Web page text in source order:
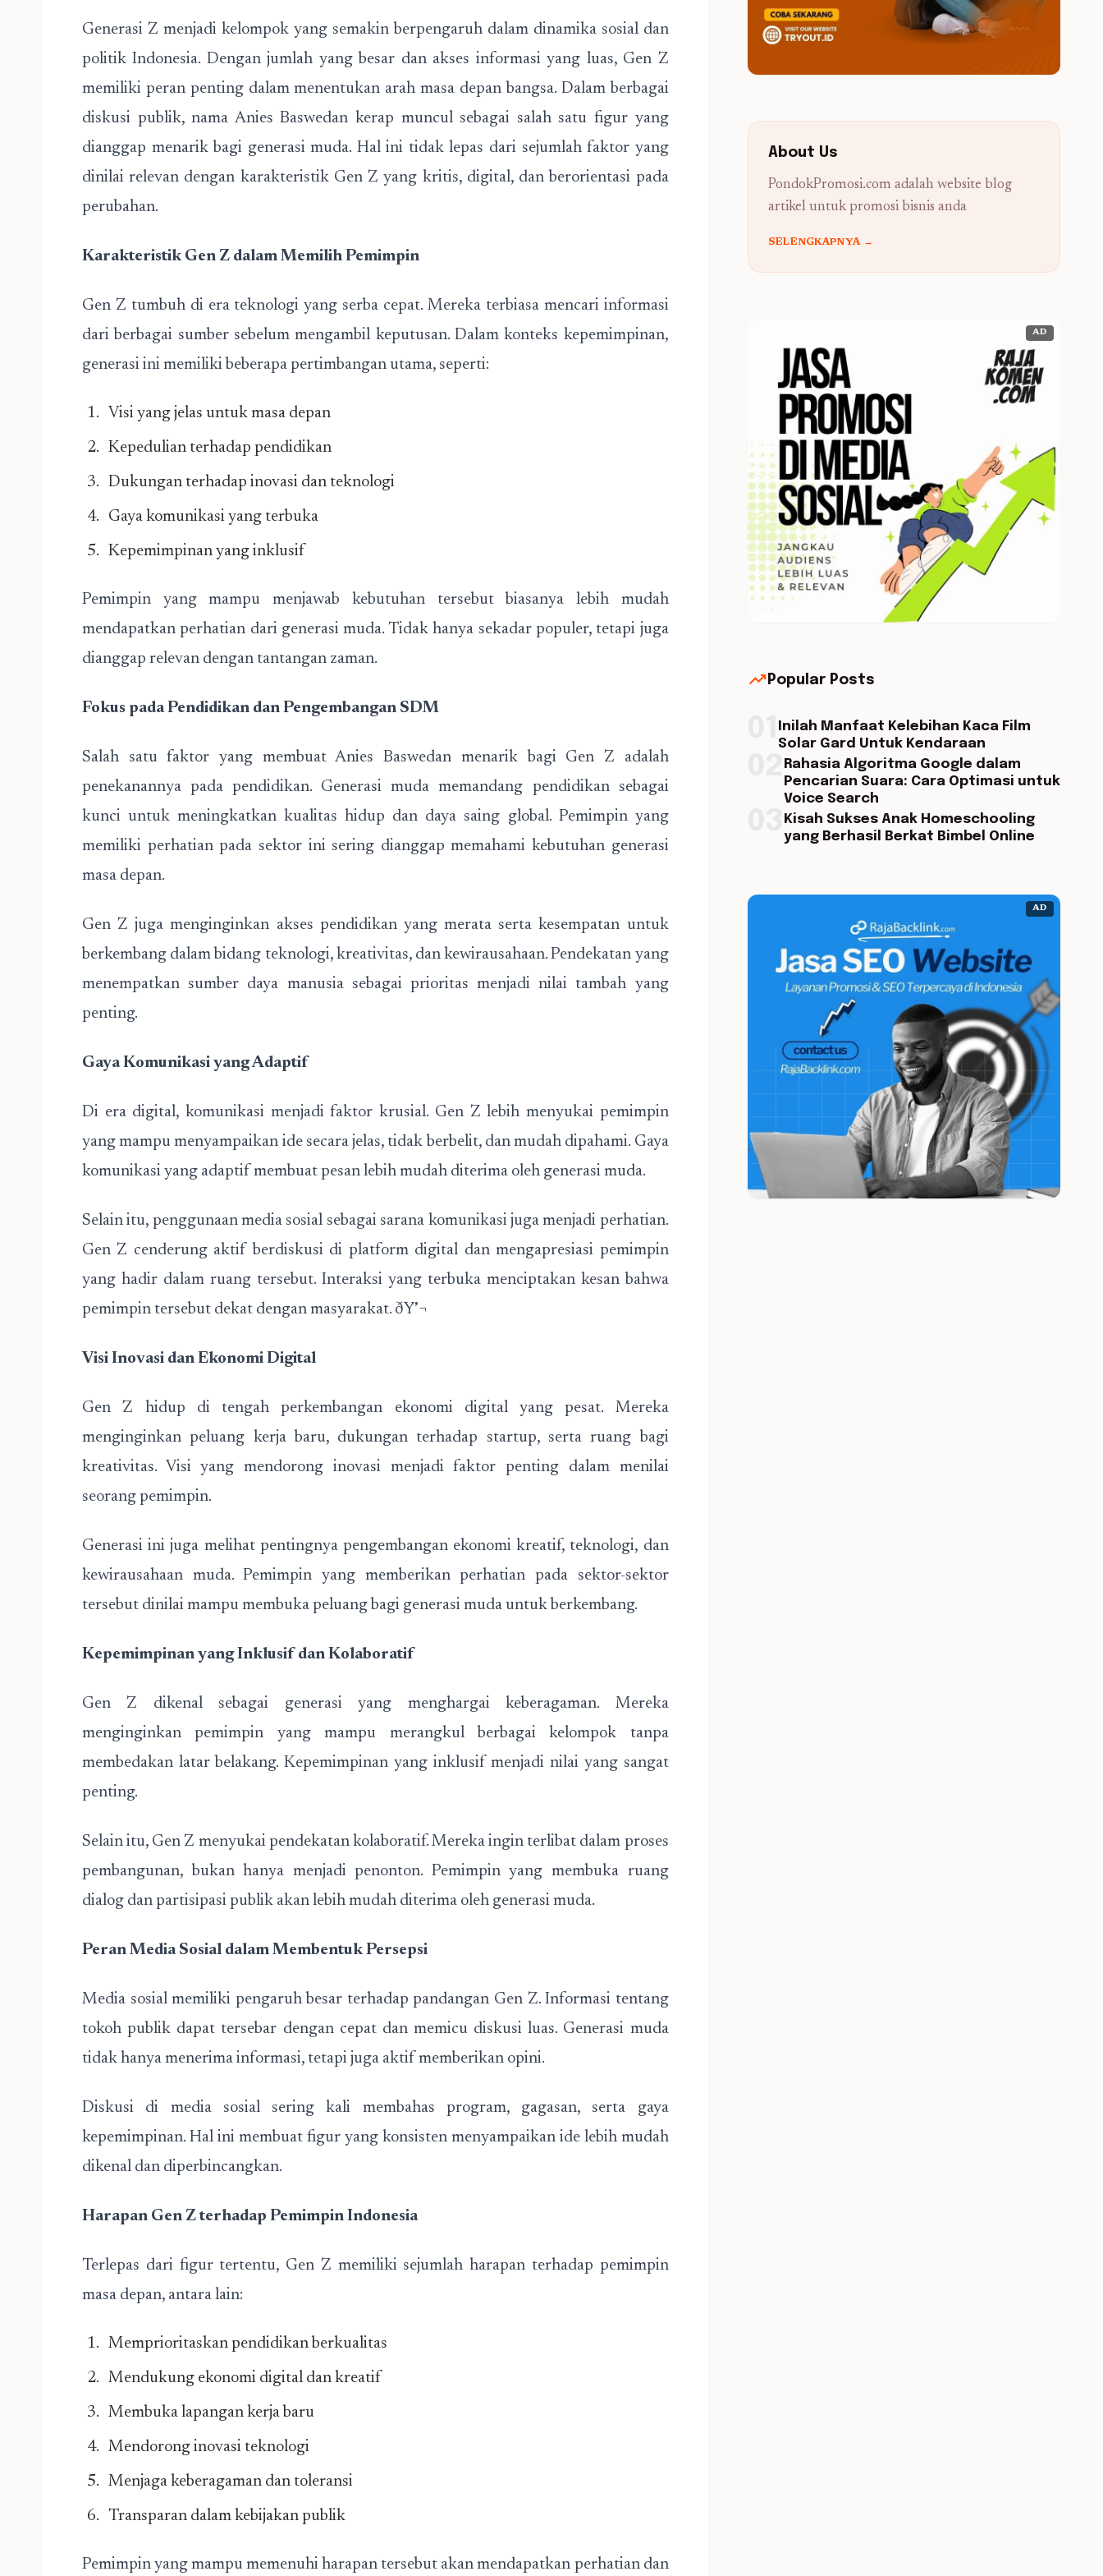
Generasi Z menjadi kelompok yang semakin berpengaruh dalam dinamika sosial dan
politik Indonesia. Dengan jumlah yang besar dan akses informasi yang luas, Gen Z
memiliki peran penting dalam menentukan arah masa depan bangsa. Dalam berbagai
diskusi publik, nama Anies Baswedan kerap muncul sebagai salah satu figur yang
dianggap menarik bagi generasi muda. Hal ini tidak lepas dari sejumlah faktor yang
dinilai relevan dengan karakteristik Gen Z yang kritis, digital, dan berorientasi pada
perubahan.
Karakteristik Gen Z dalam Memilih Pemimpin
Gen Z tumbuh di era teknologi yang serba cepat. Mereka terbiasa mencari informasi
dari berbagai sumber sebelum mengambil keputusan. Dalam konteks kepemimpinan,
generasi ini memiliki beberapa pertimbangan utama, seperti:
Visi yang jelas untuk masa depan
Kepedulian terhadap pendidikan
Dukungan terhadap inovasi dan teknologi
Gaya komunikasi yang terbuka
Kepemimpinan yang inklusif
Pemimpin yang mampu menjawab kebutuhan tersebut biasanya lebih mudah
mendapatkan perhatian dari generasi muda. Tidak hanya sekadar populer, tetapi juga
dianggap relevan dengan tantangan zaman.
Fokus pada Pendidikan dan Pengembangan SDM
Salah satu faktor yang membuat Anies Baswedan menarik bagi Gen Z adalah
penekanannya pada pendidikan. Generasi muda memandang pendidikan sebagai
kunci untuk meningkatkan kualitas hidup dan daya saing global. Pemimpin yang
memiliki perhatian pada sektor ini sering dianggap memahami kebutuhan generasi
masa depan.
Gen Z juga menginginkan akses pendidikan yang merata serta kesempatan untuk
berkembang dalam bidang teknologi, kreativitas, dan kewirausahaan. Pendekatan yang
menempatkan sumber daya manusia sebagai prioritas menjadi nilai tambah yang
penting.
Gaya Komunikasi yang Adaptif
Di era digital, komunikasi menjadi faktor krusial. Gen Z lebih menyukai pemimpin
yang mampu menyampaikan ide secara jelas, tidak berbelit, dan mudah dipahami. Gaya
komunikasi yang adaptif membuat pesan lebih mudah diterima oleh generasi muda.
Selain itu, penggunaan media sosial sebagai sarana komunikasi juga menjadi perhatian.
Gen Z cenderung aktif berdiskusi di platform digital dan mengapresiasi pemimpin
yang hadir dalam ruang tersebut. Interaksi yang terbuka menciptakan kesan bahwa
pemimpin tersebut dekat dengan masyarakat. ðŸ’¬
Visi Inovasi dan Ekonomi Digital
Gen Z hidup di tengah perkembangan ekonomi digital yang pesat. Mereka
menginginkan peluang kerja baru, dukungan terhadap startup, serta ruang bagi
kreativitas. Visi yang mendorong inovasi menjadi faktor penting dalam menilai
seorang pemimpin.
Generasi ini juga melihat pentingnya pengembangan ekonomi kreatif, teknologi, dan
kewirausahaan muda. Pemimpin yang memberikan perhatian pada sektor-sektor
tersebut dinilai mampu membuka peluang bagi generasi muda untuk berkembang.
Kepemimpinan yang Inklusif dan Kolaboratif
Gen Z dikenal sebagai generasi yang menghargai keberagaman. Mereka
menginginkan pemimpin yang mampu merangkul berbagai kelompok tanpa
membedakan latar belakang. Kepemimpinan yang inklusif menjadi nilai yang sangat
penting.
Selain itu, Gen Z menyukai pendekatan kolaboratif. Mereka ingin terlibat dalam proses
pembangunan, bukan hanya menjadi penonton. Pemimpin yang membuka ruang
dialog dan partisipasi publik akan lebih mudah diterima oleh generasi muda.
Peran Media Sosial dalam Membentuk Persepsi
Media sosial memiliki pengaruh besar terhadap pandangan Gen Z. Informasi tentang
tokoh publik dapat tersebar dengan cepat dan memicu diskusi luas. Generasi muda
tidak hanya menerima informasi, tetapi juga aktif memberikan opini.
Diskusi di media sosial sering kali membahas program, gagasan, serta gaya
kepemimpinan. Hal ini membuat figur yang konsisten menyampaikan ide lebih mudah
dikenal dan diperbincangkan.
Harapan Gen Z terhadap Pemimpin Indonesia
Terlepas dari figur tertentu, Gen Z memiliki sejumlah harapan terhadap pemimpin
masa depan, antara lain:
Memprioritaskan pendidikan berkualitas
Mendukung ekonomi digital dan kreatif
Membuka lapangan kerja baru
Mendorong inovasi teknologi
Menjaga keberagaman dan toleransi
Transparan dalam kebijakan publik
Pemimpin yang mampu memenuhi harapan tersebut akan mendapatkan perhatian dan
About Us
PondokPromosi.com adalah website blog
artikel untuk promosi bisnis anda
SELENGKAPNYA →
AD
trending_up Popular Posts
Inilah Manfaat Kelebihan Kaca Film
Solar Gard Untuk Kendaraan
Rahasia Algoritma Google dalam
Pencarian Suara: Cara Optimasi untuk
Voice Search
Kisah Sukses Anak Homeschooling
yang Berhasil Berkat Bimbel Online
AD